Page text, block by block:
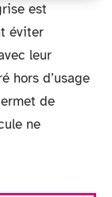
est
éviter
leur
hors d’usage
de
ne